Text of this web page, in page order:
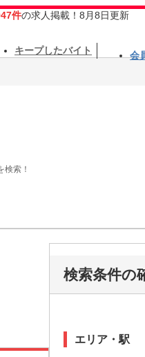
件の求人掲載！8月8日更新
キープしたバイト 会
索！
検索条件の
エリア・駅